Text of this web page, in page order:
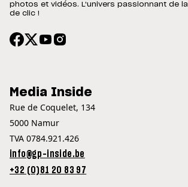
photos et vidéos. L'univers passionnant de
de clic !
Media Inside
Rue de Coquelet, 134
5000 Namur
TVA 0784.921.426
info@gp-inside.be
+32 (0)81 20 83 97